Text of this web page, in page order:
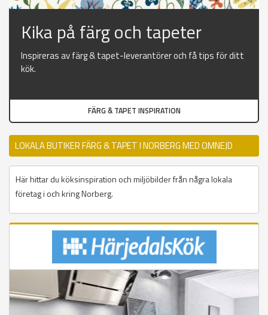
Kika på färg och tapeter
Inspireras av färg & tapet-leverantörer och få tips för ditt
kök.
FÄRG & TAPET INSPIRATION
LOKALA BUTIKER FÄRG & TAPET I NORBERG MED OMNEJD
Här hittar du köksinspiration och miljöbilder från några lokala
företag i och kring Norberg.